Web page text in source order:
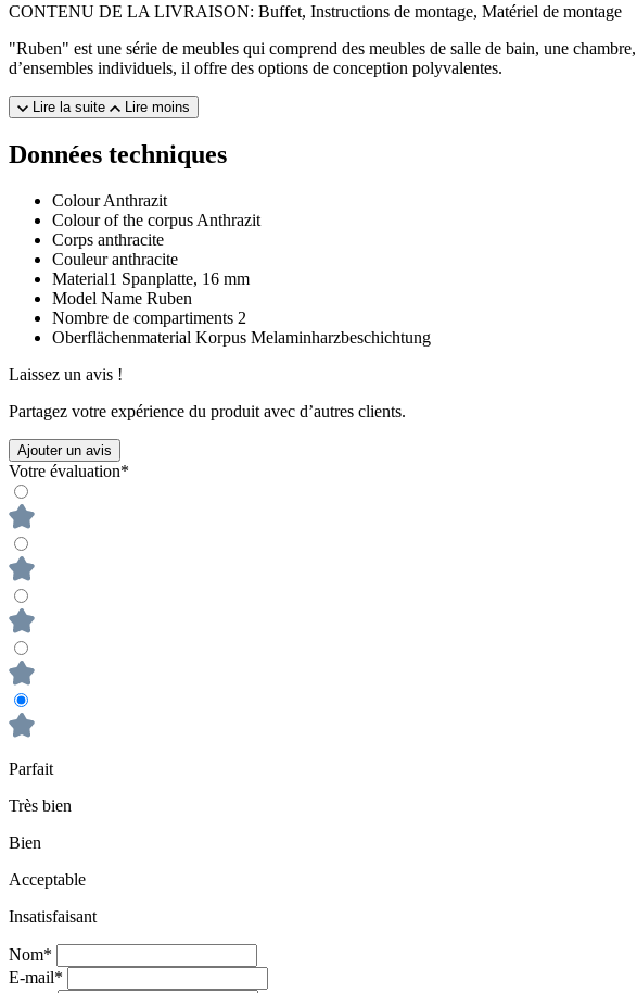
CONTENU DE LA LIVRAISON: Buffet, Instructions de montage, Matériel de montage
"Ruben" est une série de meubles qui comprend des meubles de salle de bain, une
d’ensembles individuels, il offre des options de conception polyvalentes.
Lire la suite Lire moins
Données techniques
Colour Anthrazit
Colour of the corpus Anthrazit
Corps anthracite
Couleur anthracite
Material1 Spanplatte, 16 mm
Model Name Ruben
Nombre de compartiments 2
Oberflächenmaterial Korpus Melaminharzbeschichtung
Laissez un avis !
Partagez votre expérience du produit avec d’autres clients.
Ajouter un avis
Votre évaluation*
Parfait
Très bien
Bien
Acceptable
Insatisfaisant
Nom*
E-mail*